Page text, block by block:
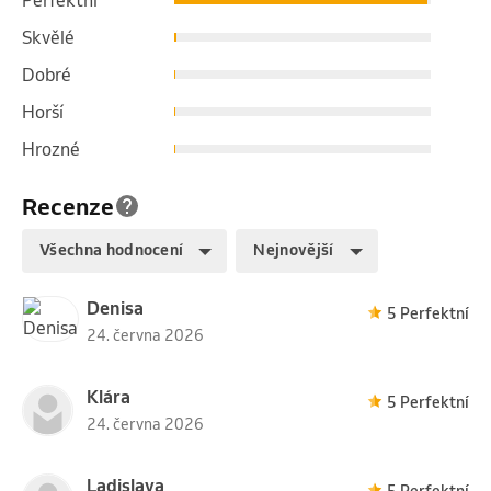
Recenze
Všechna hodnocení Nejnovější
Denisa
24. června 2026
5 Perfektní
Klára
24. června 2026
5 Perfektní
Ladislava
Skvělé
Dobré
Horší
Hrozné